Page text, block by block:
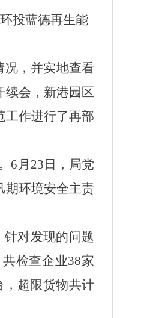
投蓝德再生能
况，并实地查看
续会 ，新港园区
工作进行了再部
6月23日，局党
期环境安全主责
针对发现的问题
共检查企业38家
，超限货物共计